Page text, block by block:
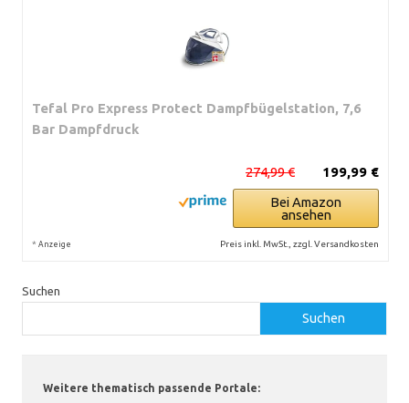
Tefal Pro Express Protect Dampfbügelstation, 7,6
Bar Dampfdruck
199,99 €
274,99 €
Bei Amazon
ansehen
* Anzeige Preis inkl. MwSt., zzgl. Versandkosten
Suchen
Suchen
Weitere thematisch passende Portale: